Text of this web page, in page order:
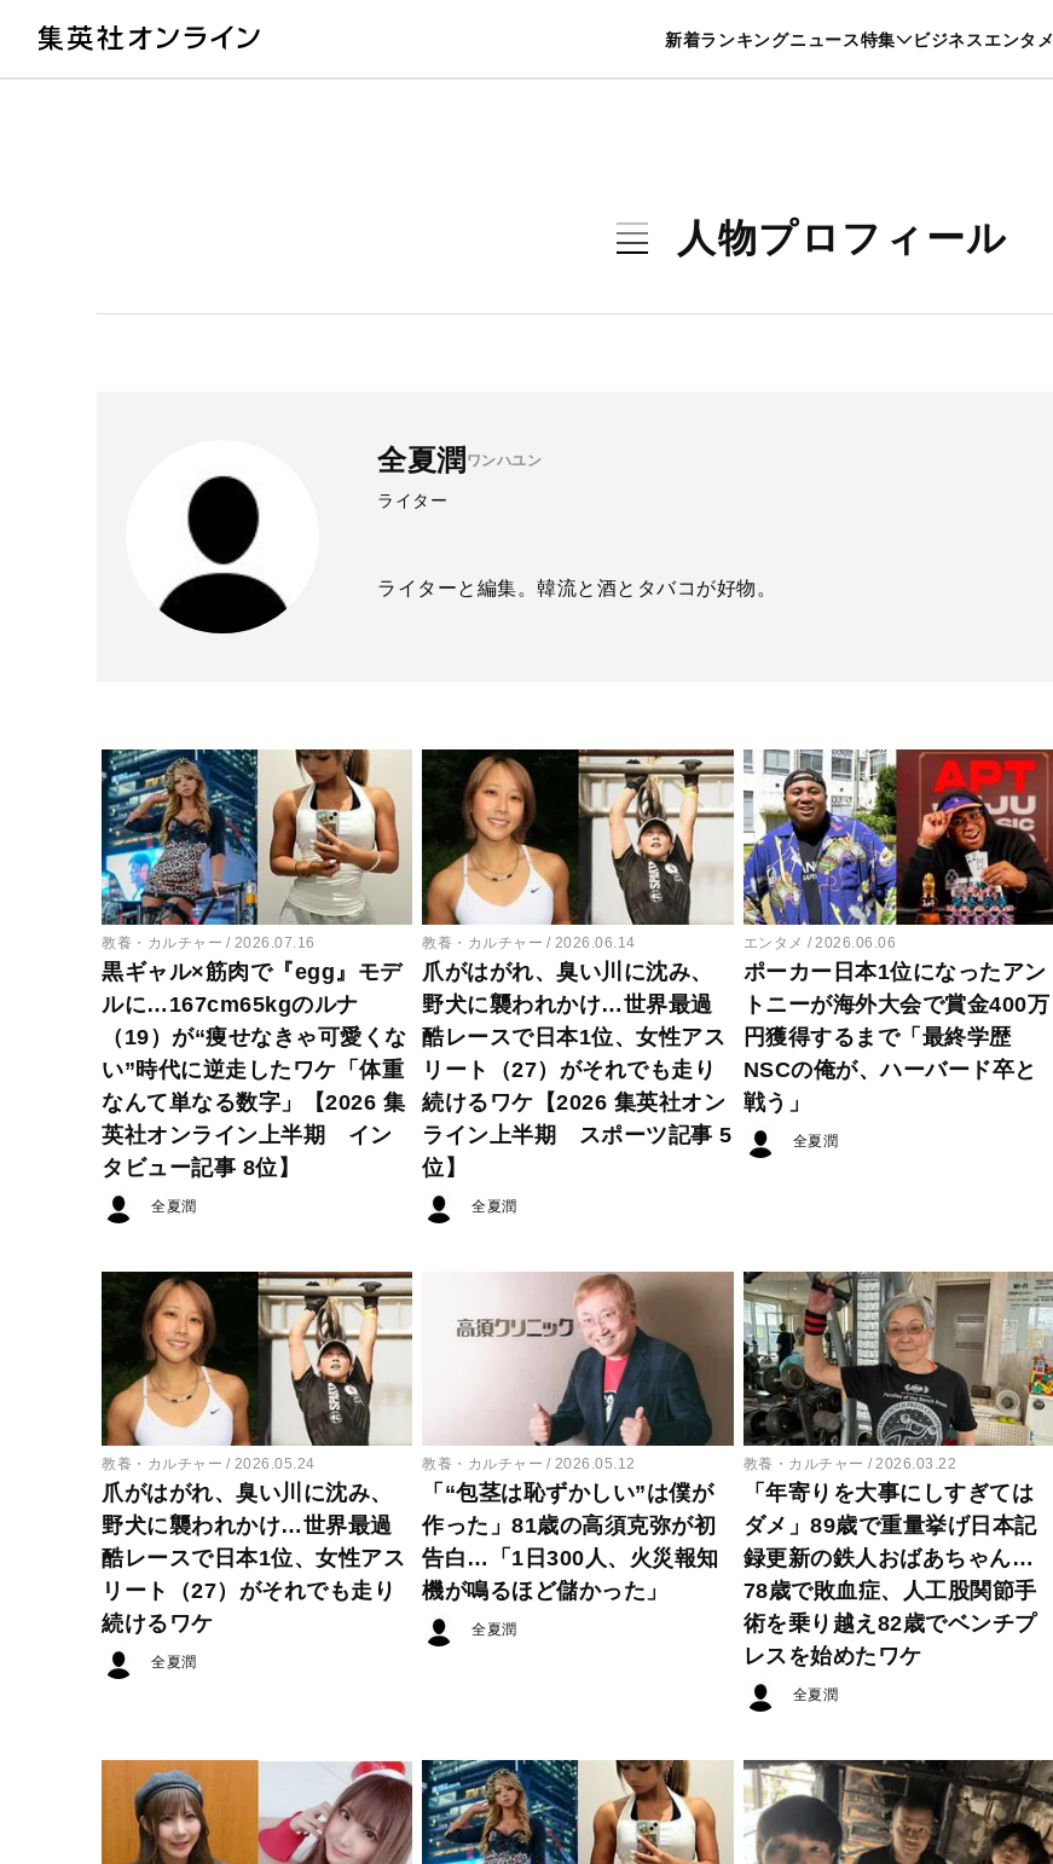
新着ランキングニュース特集 ビジネスエンタメ
暮らし スポーツ ヘルスケア 美容 グルメ
人物プロフィール
全夏潤 ワンハユン
ライター
ライターと編集。韓流と酒とタバコが好物。
教養・カルチャー 2026.07.16
黒ギャル×筋肉で『egg』モデ
ルに…167cm65kgのルナ
（19）が“痩せなきゃ可愛くな
い”時代に逆走したワケ「体重
なんて単なる数字」【2026 集
英社オンライン上半期 イン
タビュー記事 8位】
全夏潤
教養・カルチャー 2026.06.14
爪がはがれ、臭い川に沈み、
野犬に襲われかけ…世界最過
酷レースで日本1位、女性アス
リート（27）がそれでも走り
続けるワケ【2026 集英社オン
ライン上半期 スポーツ記事 5
位】
全夏潤
エンタメ 2026.06.06
ポーカー日本1位になったアン
トニーが海外大会で賞金400万
円獲得するまで「最終学歴
NSCの俺が、ハーバード卒と
戦う」
全夏潤
教養・カルチャー 2026.05.24
爪がはがれ、臭い川に沈み、
野犬に襲われかけ…世界最過
酷レースで日本1位、女性アス
リート（27）がそれでも走り
続けるワケ
全夏潤
教養・カルチャー 2026.05.12
「“包茎は恥ずかしい”は僕が
作った」81歳の高須克弥が初
告白…「1日300人、火災報知
機が鳴るほど儲かった」
全夏潤
教養・カルチャー 2026.03.22
「年寄りを大事にしすぎては
ダメ」89歳で重量挙げ日本記
録更新の鉄人おばあちゃん…
78歳で敗血症、人工股関節手
術を乗り越え82歳でベンチプ
レスを始めたワケ
全夏潤